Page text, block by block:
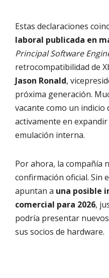
Estas declaraciones
laboral publicada en
Principal Software
retrocompatibilidad de
Jason Ronald,
próxima generación.
vacante como un
activamente en
emulación interna.
Por ahora, la compañía
confirmación oficial. Sin
apuntan a una posible
comercial para 2026,
podría presentar
sus socios de hardware.